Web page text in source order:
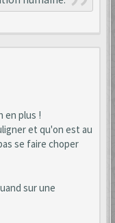
en plus !
et qu'on est au
se faire choper
sur une